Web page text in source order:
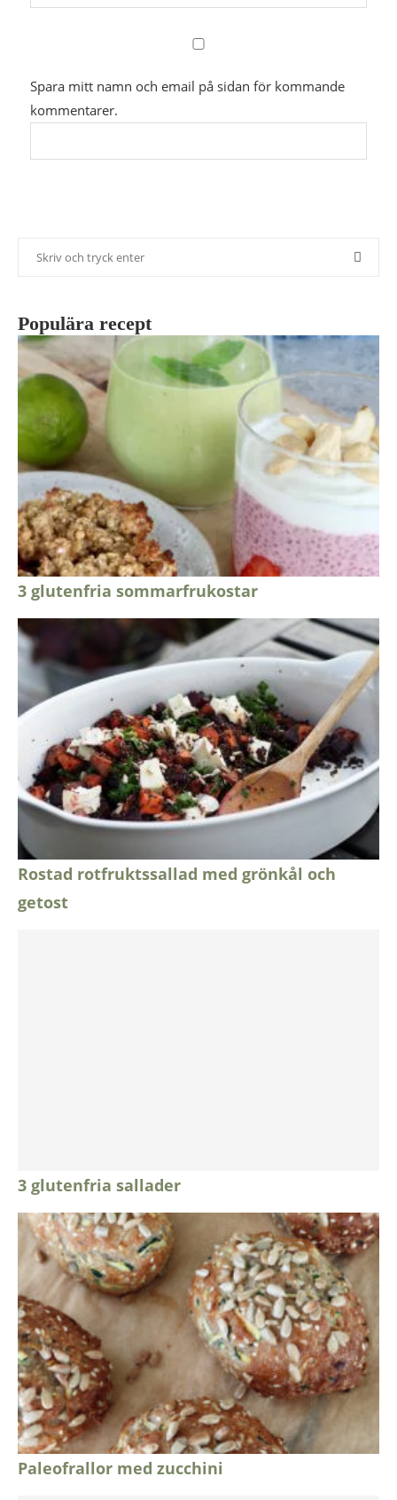
Spara mitt namn och email på sidan för kommande
kommentarer.
Populära recept
3 glutenfria sommarfrukostar
Rostad rotfruktssallad med grönkål och
getost
3 glutenfria sallader
Paleofrallor med zucchini